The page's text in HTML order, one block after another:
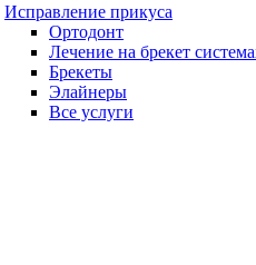
Исправление прикуса
Ортодонт
Лечение на брекет
Брекеты
Элайнеры
Все услуги